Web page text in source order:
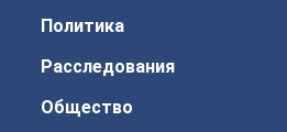
Политика
Расследования
Общество